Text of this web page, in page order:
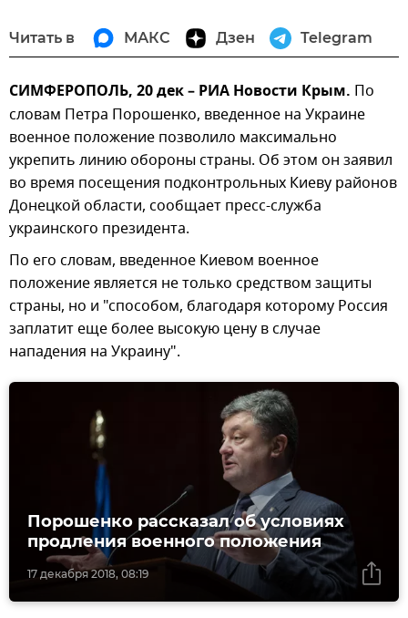
Читать в МАКС Дзен Telegram
СИМФЕРОПОЛЬ, 20 дек – РИА Новости Крым. По
словам Петра Порошенко, введенное на Украине
военное положение позволило максимально
укрепить линию обороны страны. Об этом он заявил
во время посещения подконтрольных Киеву районов
Донецкой области, сообщает пресс-служба
украинского президента.
По его словам, введенное Киевом военное
положение является не только средством защиты
страны, но и "способом, благодаря которому Россия
заплатит еще более высокую цену в случае
нападения на Украину".
17 декабря 2018, 08:19
Порошенко рассказал об условиях
продления военного положения